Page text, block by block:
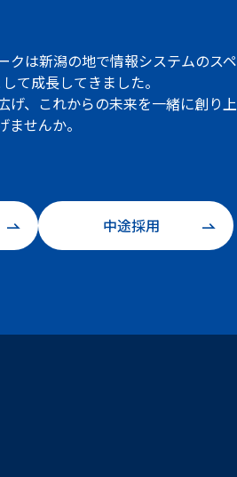
クは新潟の地で情報システムのスペ
て成長してきました。
、 これからの未来を一緒に創り上
ませんか。
中途採用